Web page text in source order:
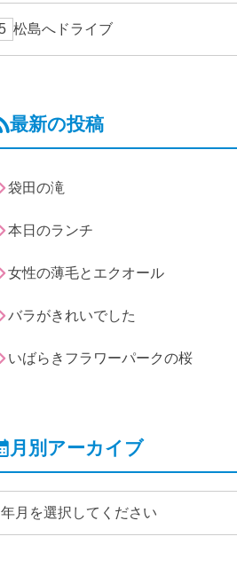
松島へドライブ
最新の投稿
袋田の滝
本日のランチ
女性の薄毛とエクオール
バラがきれいでした
いばらきフラワーパークの桜
月別アーカイブ
年月を選択してください